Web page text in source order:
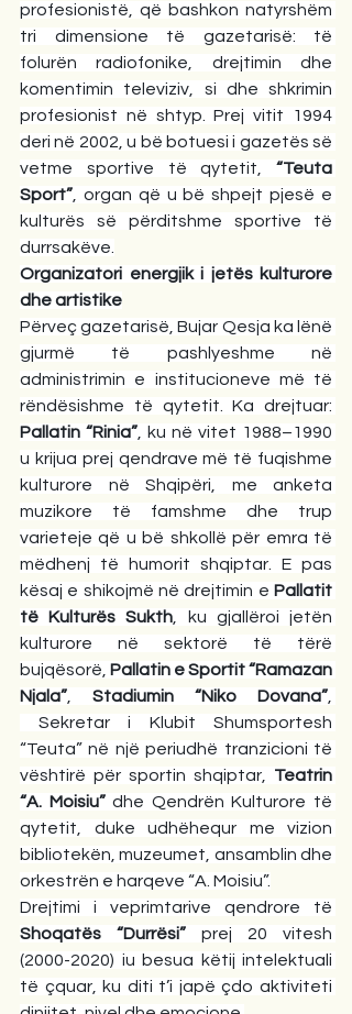
profesionistë, që bashkon natyrshëm
tri dimensione të gazetarisë: të
folurën radiofonike, drejtimin dhe
komentimin televiziv, si dhe shkrimin
profesionist në shtyp. Prej vitit 1994
deri në 2002, u bë botuesi i gazetës së
vetme sportive të qytetit, “Teuta
Sport” , organ që u bë shpejt pjesë e
kulturës së përditshme sportive të
durrsakëve.
Organizatori energjik i jetës kulturore
dhe artistike
Përveç gazetarisë, Bujar Qesja ka lënë
gjurmë të pashlyeshme në
administrimin e institucioneve më të
Pallatin “Rinia” , ku në vitet 1988–1990
u krijua prej qendrave më të fuqishme
kulturore në Shqipëri, me anketa
muzikore të famshme dhe trup
varieteje që u bë shkollë për emra të
mëdhenj të humorit shqiptar. E pas
kësaj e shikojmë në drejtimin e Pallatit
të Kulturës Sukth , ku gjallëroi jetën
kulturore në sektorë të tërë
bujqësorë, Pallatin e Sportit “Ramazan
Njala”
Stadiumin “Niko Dovana”
Sekretar i Klubit Shumsportesh
“Teuta” në një periudhë tranzicioni të
vështirë për sportin shqiptar, Teatrin
“A. Moisiu” dhe Qendrën Kulturore të
qytetit, duke udhëhequr me vizion
bibliotekën, muzeumet, ansamblin dhe
orkestrën e harqeve “A. Moisiu”.
Shoqatës “Durrësi” prej 20 vitesh
(2000-2020) iu besua këtij intelektuali
të çquar, ku diti t’i japë çdo aktiviteti